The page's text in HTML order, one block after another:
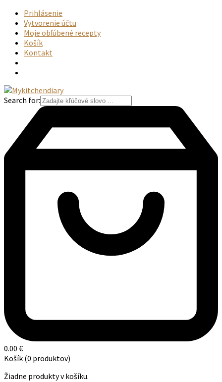
Prihlásenie
Vytvorenie účtu
Moje obľúbené recepty
Košík
Kontakt
Search for:
0.00 €
Košík (0 produktov)
Žiadne produkty v košíku.